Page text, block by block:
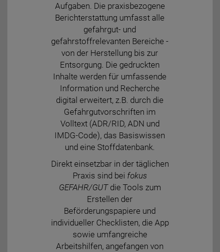
Aufgaben. Die praxisbezogene
Berichterstattung umfasst alle
gefahrgut- und
gefahrstoffrelevanten Bereiche -
von der Herstellung bis zur
Entsorgung. Die gedruckten
Inhalte werden für umfassende
Information und Recherche
digital erweitert, z.B. durch die
Gefahrgutvorschriften im
Volltext (ADR/RID, ADN und
IMDG-Code), das Basiswissen
und eine Stoffdatenbank.
Direkt einsetzbar in der täglichen
Praxis sind bei fokus
GEFAHR/GUTdie Tools zum
Erstellen der
Beförderungspapiere und
individueller Checklisten, die App
sowie umfangreiche
Arbeitshilfen, angefangen von